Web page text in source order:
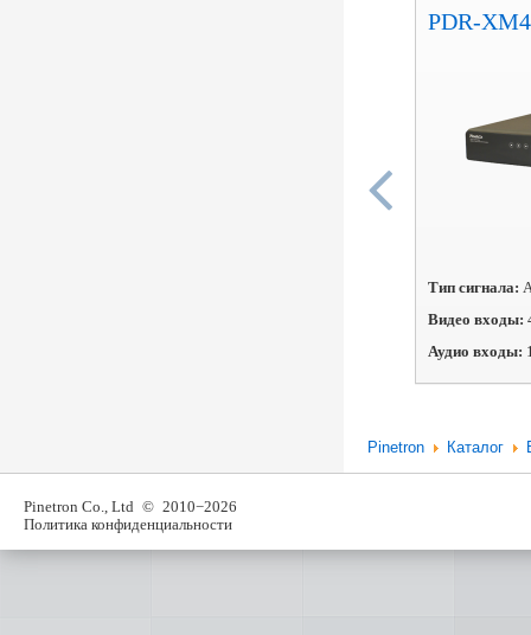
PDR-
Тип сигнала:
Видео входы:
Аудио входы:
Pinetron Каталог
Pinetron Co., Ltd © 2010−2026
Политика конфиденциальности